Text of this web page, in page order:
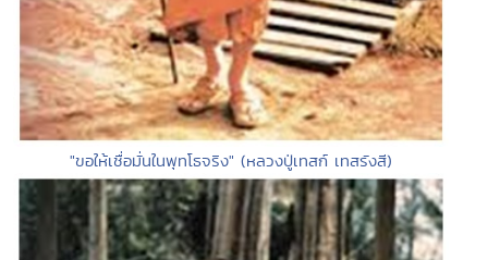
"ขอให้เชื่อมั่นในพุทโธจริง" (หลวงปู่เทสก์ เทสรังสี)